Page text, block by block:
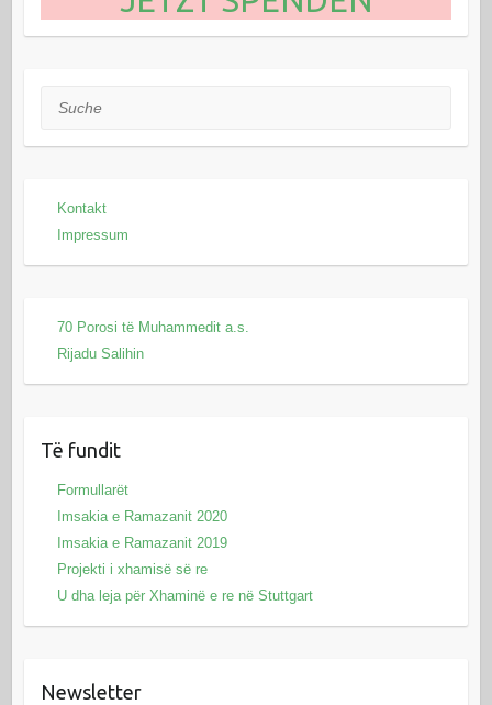
Suche
Kontakt
Impressum
70 Porosi të Muhammedit a.s.
Rijadu Salihin
Të fundit
Formullarët
Imsakia e Ramazanit 2020
Imsakia e Ramazanit 2019
Projekti i xhamisë së re
U dha leja për Xhaminë e re në Stuttgart
Newsletter